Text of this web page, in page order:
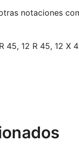
notaciones
45, 12 R 45, 12 X